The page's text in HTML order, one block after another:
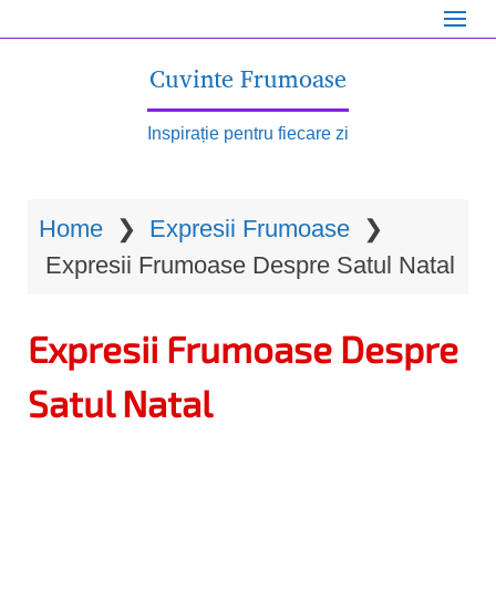
Cuvinte Frumoase
Inspirație pentru fiecare zi
Home ❯ Expresii Frumoase ❯
Expresii Frumoase Despre Satul Natal
Expresii Frumoase Despre
Satul Natal